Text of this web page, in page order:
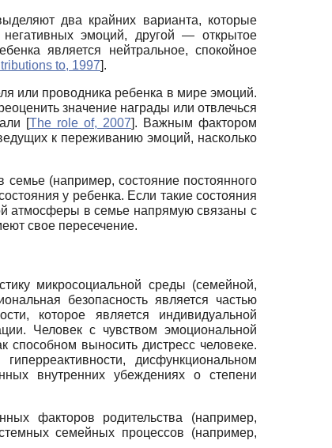
два крайних варианта, которые
эмоций, другой — открытое
является нейтральное, спокойное
to, 1997].
или проводника ребенка в мире эмоций.
значение награды или отвлечься
[The role of, 2007]. Важным фактором
к переживанию эмоций, насколько
(например, состояние постоянного
у ребенка. Если такие состояния
атмосферы в семье напрямую связаны с
свое пересечение.
микросоциальной среды (семейной,
безопасность является частью
которое является индивидуальной
Человек с чувством эмоциональной
выносить дистресс человеке.
дисфункциональном
внутренних убеждениях о степени
факторов родительства (например,
семейных процессов (например,